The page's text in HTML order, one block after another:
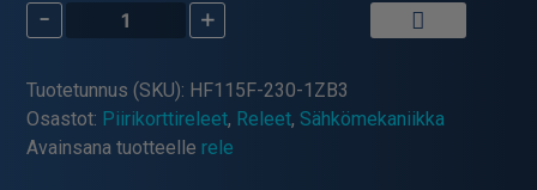
-
Hongfa
HF115F-
1ZS3AF
Piirikorttitehorele
määrä
+
Tuotetunnus (SKU): HF115F-230-1ZB3
Osastot: Piirikorttireleet, Releet, Sähkömekaniikka
Avainsana tuotteellerele